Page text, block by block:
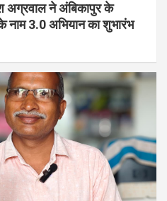
अग्रवाल ने अंबिकापुर के
नाम 3.0 अभियान का शुभारंभ